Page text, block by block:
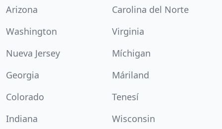
Arizona
Carolina del Norte
Washington
Virginia
Nueva Jersey
Míchigan
Georgia
Máriland
Colorado
Tenesí
Indiana
Wisconsin